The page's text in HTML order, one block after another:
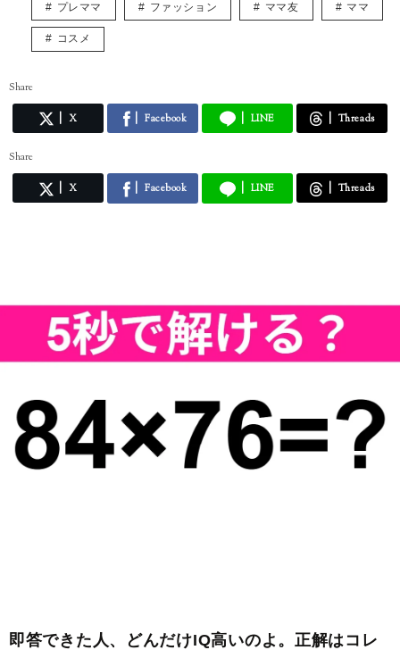
プレママ ファッション ママ友 ママ
コスメ
Share
X Facebook LINE Threads
Share
X Facebook LINE Threads
即答できた人、どんだけIQ高いのよ。正解はコレ